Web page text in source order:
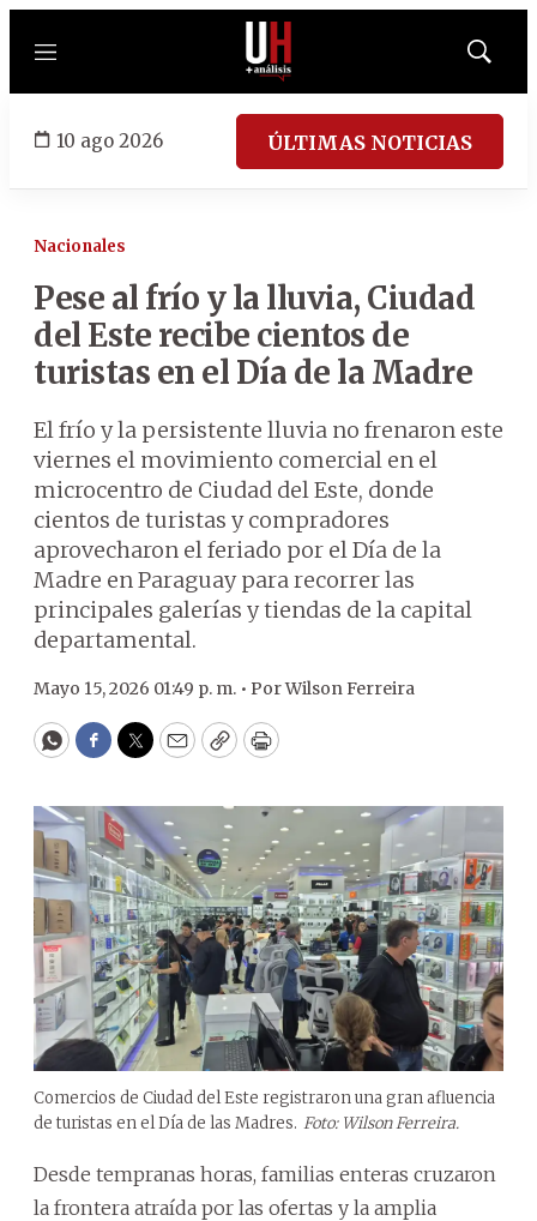
Menú
Mostrar
10 ago 2026 ÚLTIMAS NOTICIAS
Nacionales
Pese al frío y la lluvia, Ciudad
del Este recibe cientos de
turistas en el Día de la Madre
El frío y la persistente lluvia no frenaron este
viernes el movimiento comercial en el
microcentro de Ciudad del Este, donde
cientos de turistas y compradores
aprovecharon el feriado por el Día de la
Madre en Paraguay para recorrer las
principales galerías y tiendas de la capital
departamental.
Mayo 15, 2026 01:49 p. m. • PorWilson Ferreira
WhatsApp
Facebook
Twitter
EmailCopyPrint
Comercios de Ciudad del Este registraron una gran afluencia
de turistas en el Día de las Madres. Foto: Wilson Ferreira.
Desde tempranas horas, familias enteras cruzaron
la frontera atraída por las ofertas y la amplia